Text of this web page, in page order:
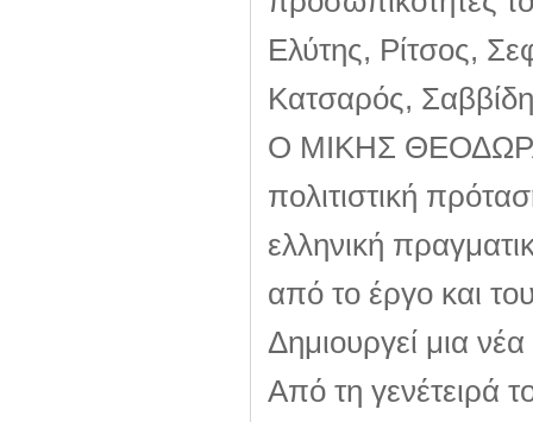
Ελύτης, Ρίτσος,
Κατσαρός,
Ο ΜΙΚΗΣ
πολιτιστική
ελληνική
από το έργο και
Δημιουργεί μια
Από τη γενέτειρά